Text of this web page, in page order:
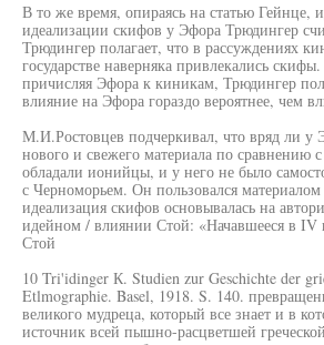
В то же время, опираясь на статью Гейнце,
идеализации скифов у Эфора Трюдингер
Трюдингер полагает, что в рассуждениях
государстве наверняка привлекались
причисляя Эфора к киникам, Трюдингер
влияние на Эфора гораздо вероятнее, чем
М.И.Ростовцев подчеркивал, что вряд ли у
нового и свежего материала по сравнению
обладали ионийцы, и у него не было
с Черноморьем. Он пользовался
идеализация скифов основывалась на
идейном / влиянии Стой: «Начавшееся в IV
Стой
10 Tri'idinger К. Studien zur Geschichte der
Etlmographie. Basel, 1918. S. 140.
великого мудреца, который все знает и в
источник всей пышно-расцветшей